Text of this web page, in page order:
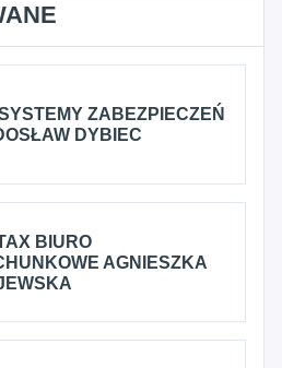
ZABEZPIECZEŃ
DYBIEC
BIURO
AGNIESZKA